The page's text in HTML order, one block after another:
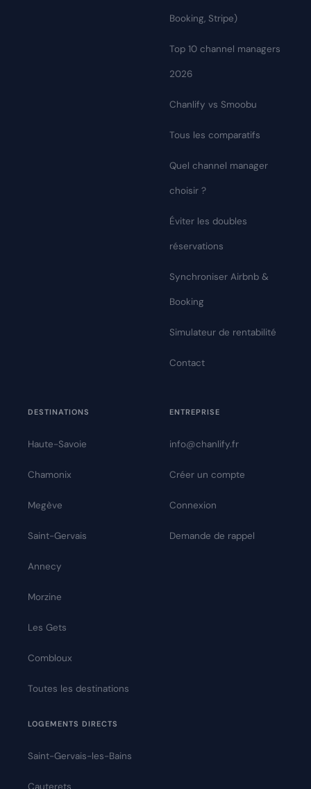
Booking, Stripe)
Top 10 channel managers
2026
Chanlify vs Smoobu
Tous les comparatifs
Quel channel manager
choisir ?
Éviter les doubles
réservations
Synchroniser Airbnb &
Booking
Simulateur de rentabilité
Contact
DESTINATIONS
Haute-Savoie
Chamonix
Megève
Saint-Gervais
Annecy
Morzine
Les Gets
Combloux
Toutes les destinations
LOGEMENTS DIRECTS
Saint-Gervais-les-Bains
Cauterets
ENTREPRISE
info@chanlify.fr
Créer un compte
Connexion
Demande de rappel